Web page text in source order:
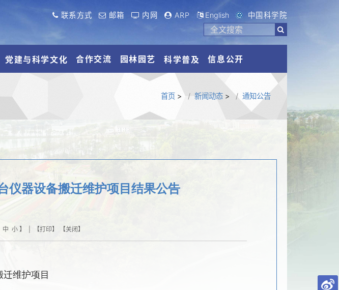
联系方式 邮箱 内网 ARP English 中国科学院
党建与科学文化 合作交流 园林园艺 科学普及 信息公开
首页> 新闻动态> 通知公告
仪器设备搬迁维护项目结果公告
中 小】 | 【打印】 【关闭】
维护项目